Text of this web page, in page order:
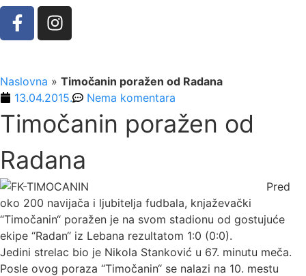
Naslovna » Timočanin poražen od Radana
13.04.2015.
Nema komentara
Timočanin poražen od
Radana
Pred
oko 200 navijača i ljubitelja fudbala, knjaževački
“Timočanin“ poražen je na svom stadionu od gostujuće
ekipe “Radan“ iz Lebana rezultatom 1:0 (0:0).
Jedini strelac bio je Nikola Stanković u 67. minutu meča.
Posle ovog poraza “Timočanin“ se nalazi na 10. mestu